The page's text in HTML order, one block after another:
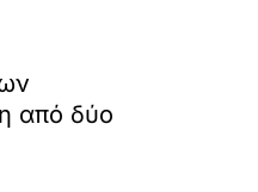
από δύο